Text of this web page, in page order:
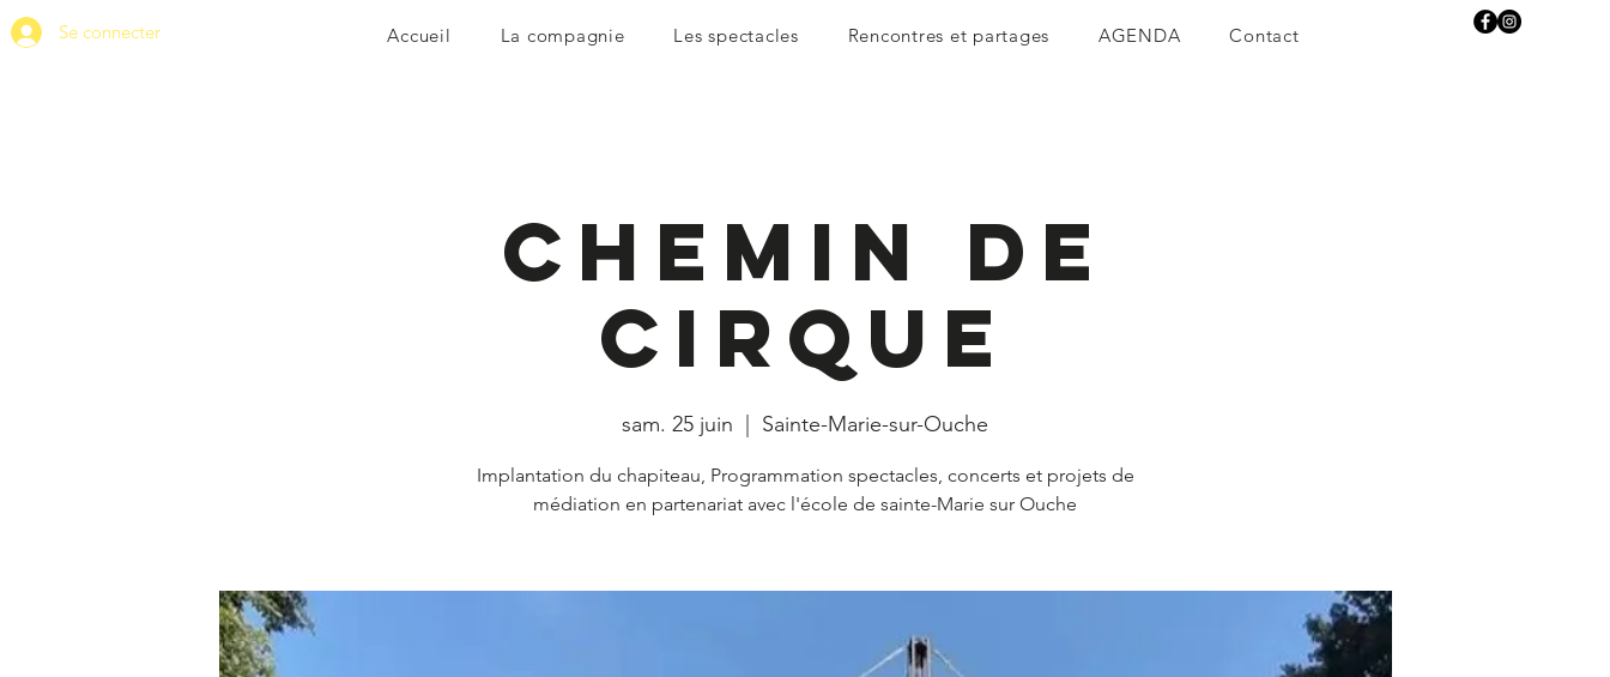
Se connecter Accueil La compagnie Les spectacles Rencontres et partages AGENDA Contact
Chemin de
cirque
sam. 25 juin Sainte-Marie-sur-Ouche
Implantation du chapiteau, Programmation spectacles, concerts et projets de
médiation en partenariat avec l'école de sainte-Marie sur Ouche